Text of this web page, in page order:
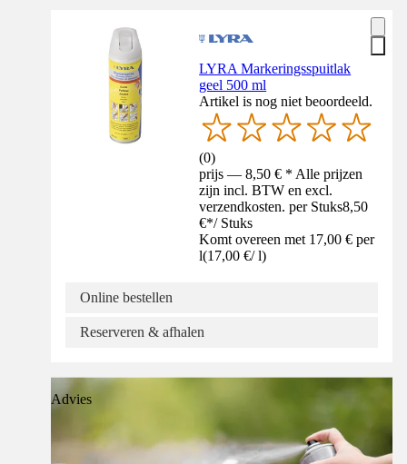
LYRA Markeringsspuitlak
geel 500 ml
Artikel is nog niet beoordeeld.
(0)
prijs — 8,50 € * Alle prijzen
zijn incl. BTW en excl.
verzendkosten. per Stuks8,50
€*/ Stuks
Komt overeen met 17,00 € per
l(17,00 €/ l)
Online bestellen
Reserveren & afhalen
Advies